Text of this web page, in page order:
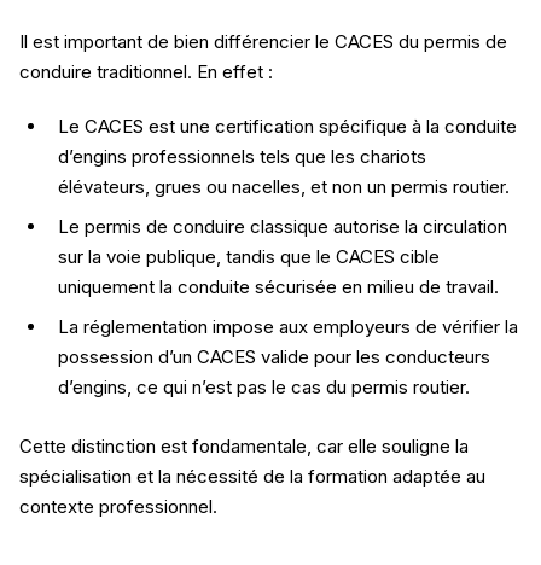
Il est important de bien différencier le CACES du permis de
conduire traditionnel. En effet :
Le CACES est une certification spécifique à la conduite
d’engins professionnels tels que les chariots
élévateurs, grues ou nacelles, et non un permis routier.
Le permis de conduire classique autorise la circulation
sur la voie publique, tandis que le CACES cible
uniquement la conduite sécurisée en milieu de travail.
La réglementation impose aux employeurs de vérifier la
possession d’un CACES valide pour les conducteurs
d’engins, ce qui n’est pas le cas du permis routier.
Cette distinction est fondamentale, car elle souligne la
spécialisation et la nécessité de la formation adaptée au
contexte professionnel.